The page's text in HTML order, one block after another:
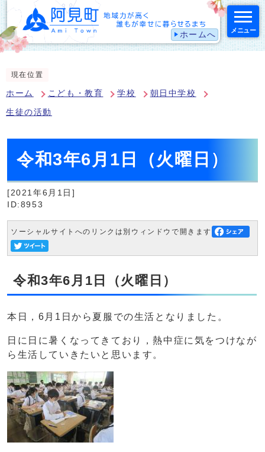
ホームへ メニュー
現在位置
ホーム こども・教育 学校 朝日中学校
生徒の活動
令和3年6月1日（火曜日）
[2021年6月1日]
ID:8953
ソーシャルサイトへのリンクは別ウィンドウで開きます
令和3年6月1日（火曜日）
本日，6月1日から夏服での生活となりました。
日に日に暑くなってきており，熱中症に気をつけなが
ら生活していきたいと思います。